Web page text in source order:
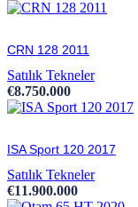
CRN 128 2011
Satılık Tekneler
€8.750.000
ISA Sport 120 2017
Satılık Tekneler
€11.900.000